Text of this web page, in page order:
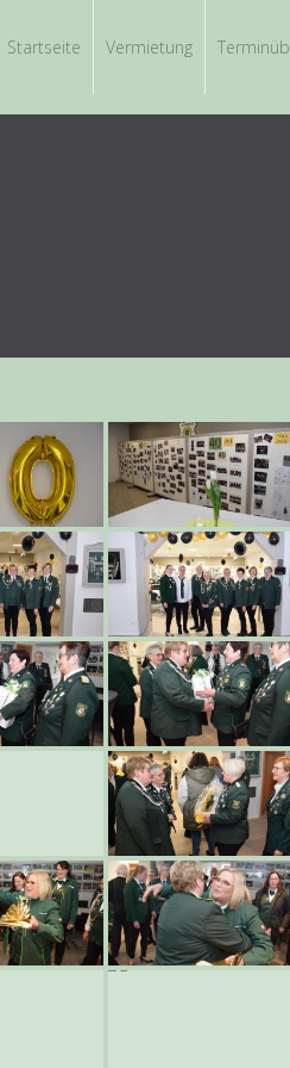
Startseite Vermietung